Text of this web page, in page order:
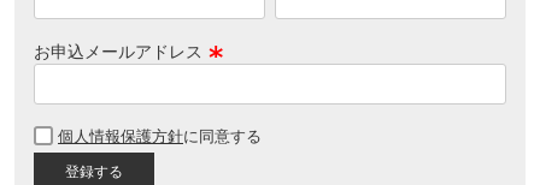
お申込メールアドレス
須
個人情報保護方針に同意する